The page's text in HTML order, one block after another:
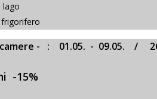
camere - : 01.05. - 09.05. /
-15%